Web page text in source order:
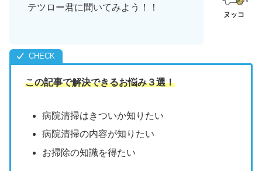
テツロー君に聞いてみよう！！
この記事で解決できるお悩み３選！
病院清掃はきついか知りたい
病院清掃の内容が知りたい
お掃除の知識を得たい